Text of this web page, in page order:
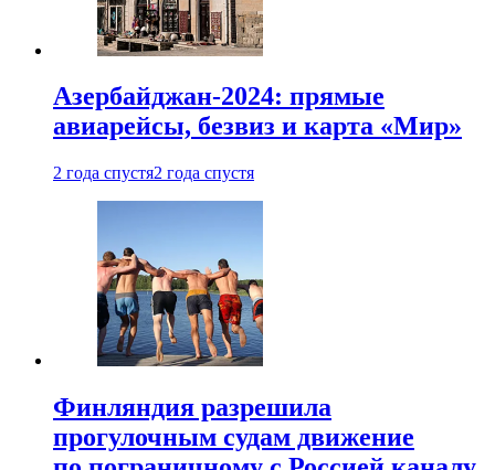
Азербайджан-2024: прямые
авиарейсы, безвиз и карта «Мир»
2 года спустя2 года спустя
Финляндия разрешила
прогулочным судам движение